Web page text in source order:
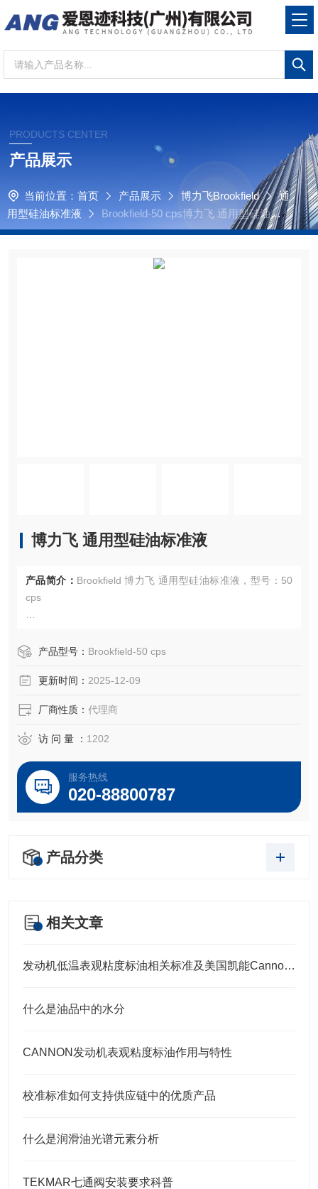
PRODUCTS CENTER
产品展示
当前位置： 首页 产品展示 博力飞Brookfield
通
用型硅油标准液
Brookfield-50 cps博力飞 通用型硅油标
准液
博力飞 通用型硅油标准液
产品简介： Brookfield 博力飞 通用型硅油标准液，型号：50
cps
Brookfield部件号：50 cps
温度°C：25°C
标准液，对温度的敏感性比矿物油的要低。
通用型硅油标准液是校验Brookfield粘度计/流变仪常用的标准
产品型号： Brookfield-50 cps
更新时间： 2025-12-09
厂商性质： 代理商
访 问 量 ： 1202
服务热线
020-88800787
产品分类
相关文章
发动机低温表观粘度标油相关标准及美国凯能Cannon相关CCS标油
什么是油品中的水分
CANNON发动机表观粘度标油作用与特性
校准标准如何支持供应链中的优质产品
什么是润滑油光谱元素分析
TEKMAR七通阀安装要求科普